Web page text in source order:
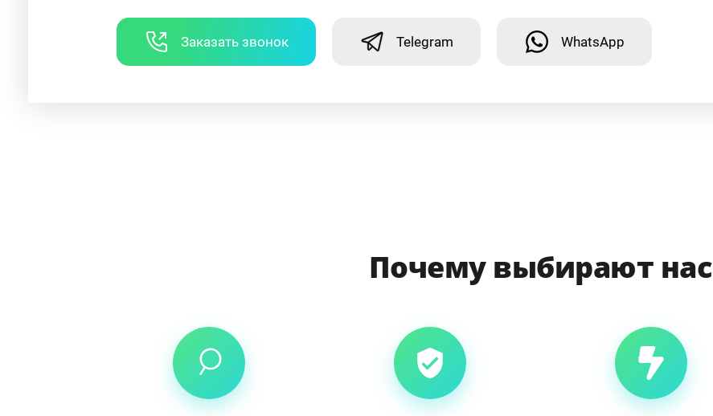
Заказать звонок Telegram WhatsApp
Почему выбирают нас